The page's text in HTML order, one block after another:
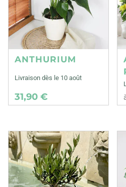
ANTHURIUM
Livraison dès le 10 août
31,90 €